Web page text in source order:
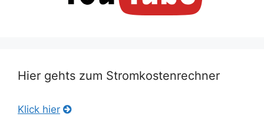
Hier gehts zum Stromkostenrechner
Klick hier